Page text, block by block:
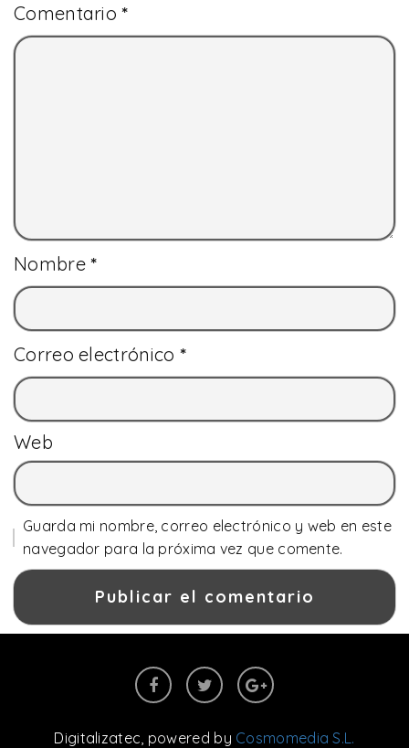
Comentario*
Nombre*
Correo electrónico *
Web
Guarda mi nombre, correo electrónico y web en este
navegador para la próxima vez que comente.
Digitalizatec , powered by Cosmomedia S.L.